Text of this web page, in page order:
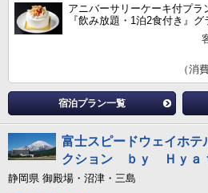
アニバーサリーケーキ付プ
『飲み放題・1泊2食付き』
（消
宿泊プラン一覧
富士スピードウェイホ
クション ｂｙ Ｈｙａ
静岡県 御殿場・沼津・三島